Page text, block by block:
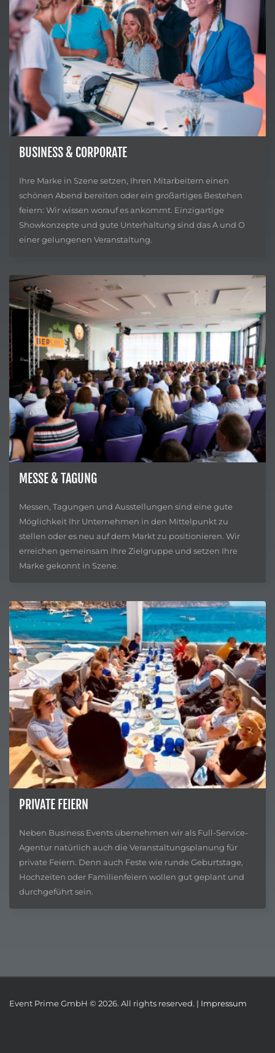
BUSINESS & CORPORATE
Ihre Marke in Szene setzen, Ihren Mitarbeitern einen
schönen Abend bereiten oder ein großartiges Bestehen
feiern: Wir wissen worauf es ankommt. Einzigartige
Showkonzepte und gute Unterhaltung sind das A und O
einer gelungenen Veranstaltung.
MESSE & TAGUNG
Messen, Tagungen und Ausstellungen sind eine gute
Möglichkeit Ihr Unternehmen in den Mittelpunkt zu
stellen oder es neu auf dem Markt zu positionieren. Wir
erreichen gemeinsam Ihre Zielgruppe und setzen Ihre
Marke gekonnt in Szene.
PRIVATE FEIERN
Neben Business Events übernehmen wir als Full-Service-
Agentur natürlich auch die Veranstaltungsplanung für
private Feiern. Denn auch Feste wie runde Geburtstage,
Hochzeiten oder Familienfeiern wollen gut geplant und
durchgeführt sein.
Event Prime GmbH © 2026. All rights reserved. | Impressum